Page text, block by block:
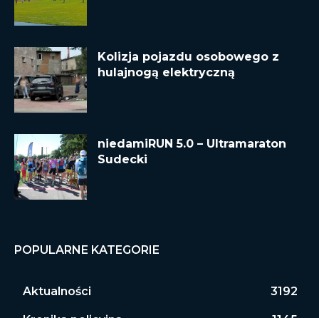
Kolizja pojazdu osobowego z
hulajnogą elektryczną
niedamiRUN 5.0 – Ultramaraton
Sudecki
POPULARNE KATEGORIE
Aktualności 3192